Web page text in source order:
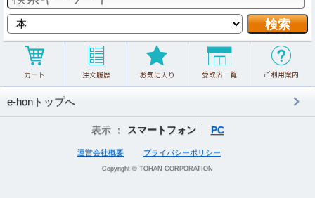
e-honトップへ
表示 ： スマートフォン PC
運営会社概要 プライバシーポリシー
Copyright © TOHAN CORPORATION